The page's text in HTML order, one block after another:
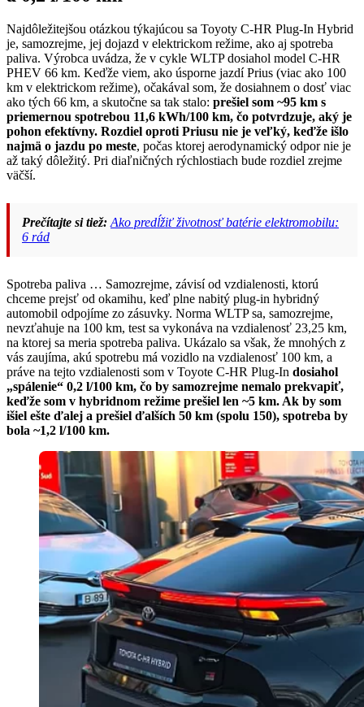
Najdôležitejšou otázkou týkajúcou sa Toyoty C-HR Plug-In Hybrid
je, samozrejme, jej dojazd v elektrickom režime, ako aj spotreba
paliva. Výrobca uvádza, že v cykle WLTP dosiahol model C-HR
PHEV 66 km. Keďže viem, ako úsporne jazdí Prius (viac ako 100
km v elektrickom režime), očakával som, že dosiahnem o dosť viac
ako tých 66 km, a skutočne sa tak stalo: prešiel som ~95 km s
priemernou spotrebou 11,6 kWh/100 km, čo potvrdzuje, aký je
pohon efektívny. Rozdiel oproti Priusu nie je veľký, keďže išlo
najmä o jazdu po meste, počas ktorej aerodynamický odpor nie je
až taký dôležitý. Pri diaľničných rýchlostiach bude rozdiel zrejme
väčší.
Prečítajte si tiež: Ako predĺžiť životnosť batérie elektromobilu:
6 rád
Spotreba paliva … Samozrejme, závisí od vzdialenosti, ktorú
chceme prejsť od okamihu, keď plne nabitý plug-in hybridný
automobil odpojíme zo zásuvky. Norma WLTP sa, samozrejme,
nevzťahuje na 100 km, test sa vykonáva na vzdialenosť 23,25 km,
na ktorej sa meria spotreba paliva. Ukázalo sa však, že mnohých z
vás zaujíma, akú spotrebu má vozidlo na vzdialenosť 100 km, a
práve na tejto vzdialenosti som v Toyote C-HR Plug-In dosiahol
„spálenie“ 0,2 l/100 km, čo by samozrejme nemalo prekvapiť,
keďže som v hybridnom režime prešiel len ~5 km. Ak by som
išiel ešte ďalej a prešiel ďalších 50 km (spolu 150), spotreba by
bola ~1,2 l/100 km.